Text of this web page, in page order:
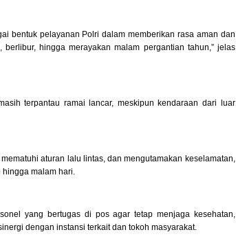
bentuk pelayanan Polri dalam memberikan rasa aman dan
hingga merayakan malam pergantian tahun,” jelas
terpantau ramai lancar, meskipun kendaraan dari luar
aturan lalu lintas, dan mengutamakan keselamatan,
malam hari.
yang bertugas di pos agar tetap menjaga kesehatan,
dengan instansi terkait dan tokoh masyarakat.